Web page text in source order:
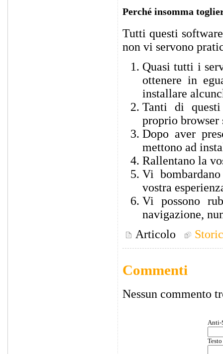
Perché insomma
Tutti questi
non vi servono
Quasi tutti i
ottenere in
installare
Tanti di
proprio browser
Dopo aver
mettono ad
Rallentano la
Vi
vostra
Vi possono
navigazione,
Articolo
Commenti
Nessun commento
Anti-